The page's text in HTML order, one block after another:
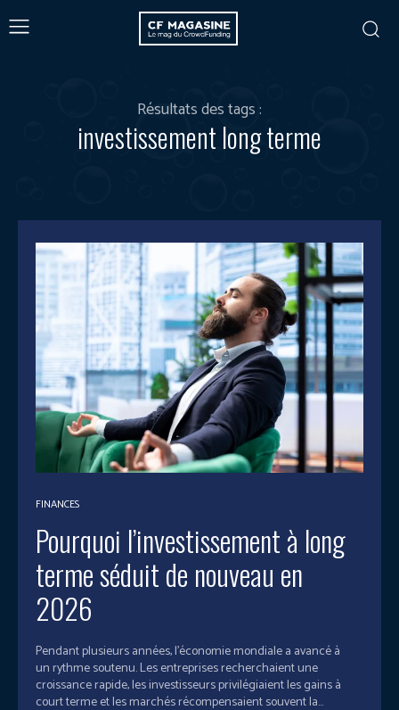
Résultats des tags :
investissement long terme
FINANCES
Pourquoi l’investissement à long
terme séduit de nouveau en
2026
Pendant plusieurs années, l'économie mondiale a avancé à
un rythme soutenu. Les entreprises recherchaient une
croissance rapide, les investisseurs privilégiaient les gains à
court terme et les marchés récompensaient souvent la...